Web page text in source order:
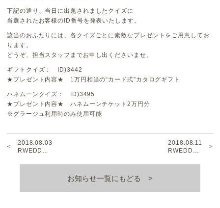
下記の通り、当日に出題されましたクイズに
当選されたお客様のID番号を発表いたします。
該当のおふたりには、各クイズごとに素敵なプレゼントをご用意してお
ります。
どうぞ、担当スタッフまでお申し出くださいませ。
ギフトクイズ： ID)3442
★プレゼント内容★ 1万円相当の“カード式”カタログギフト
ハネムーンクイズ： ID)3495
★プレゼント内容★ ハネムーンチケット2万円分
※グラージュ利用時のみ使用可能
2018.08.03
RWEDD…
2018.08.11
RWEDD…
お知らせ一覧にもどる